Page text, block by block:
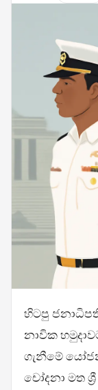
හිටපු
නාවික
ගැනීමේ
චෝදනා මත